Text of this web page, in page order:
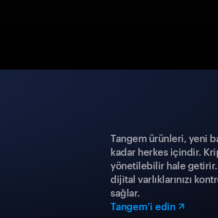
Tangem ürünleri, yeni
kadar herkes içindir.
yönetilebilir hale
dijital varlıklarınızı
sağlar.
Tangem’i edin